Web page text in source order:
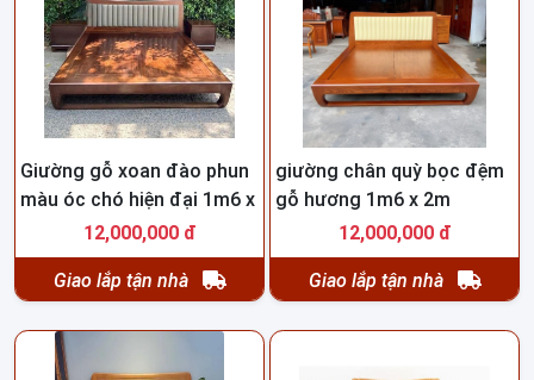
Giường gỗ xoan đào phun
màu óc chó hiện đại 1m6 x
2m HNG5512,000,000 đ
Giao lắp tận nhà
giường chân quỳ bọc đệm
gỗ hương 1m6 x 2m
12,000,000 đ
Giao lắp tận nhà